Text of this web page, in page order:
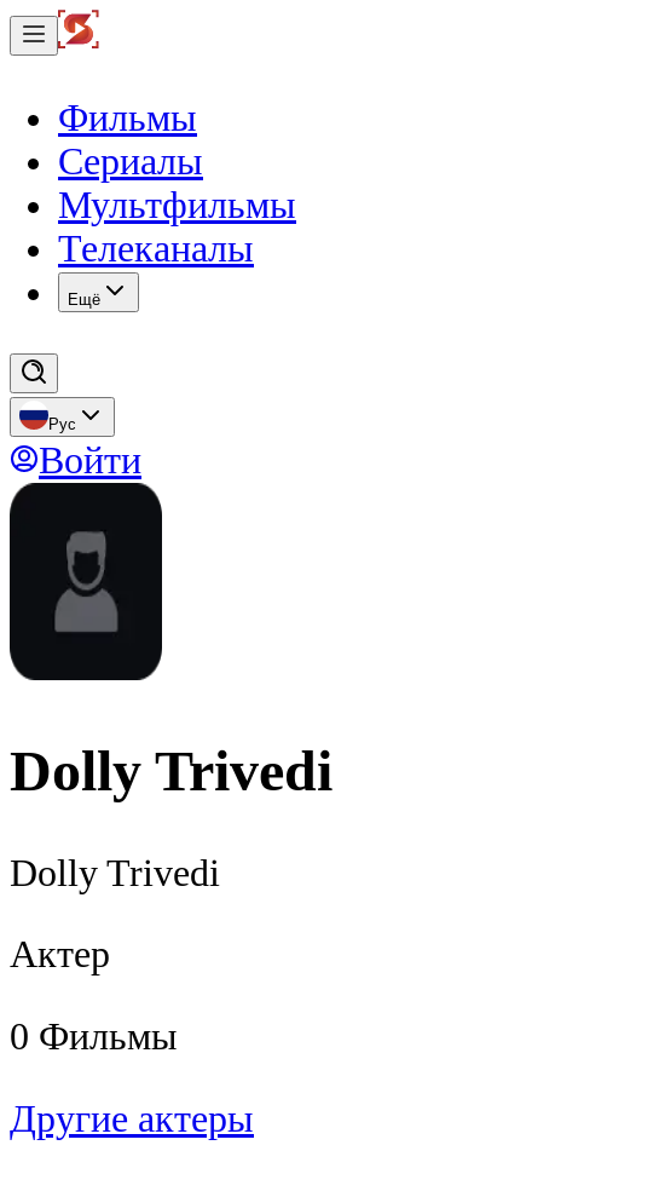
Фильмы
Сериалы
Мультфильмы
Телеканалы
Eщё
Рус
Войти
Dolly Trivedi
Dolly Trivedi
Актер
0 Фильмы
Другие актеры